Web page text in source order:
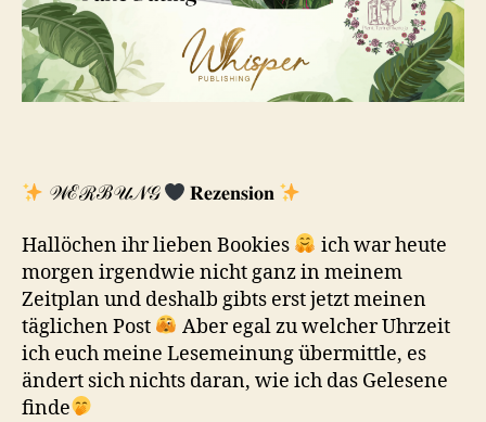
𝒲ℰℛℬ𝒰𝒩𝒢 𝐑𝐞𝐳𝐞𝐧𝐬𝐢𝐨𝐧
Hallöchen ihr lieben Bookies
ich war heute
morgen irgendwie nicht ganz in meinem
Zeitplan und deshalb gibts erst jetzt meinen
täglichen Post
Aber egal zu welcher Uhrzeit
ich euch meine Lesemeinung übermittle, es
ändert sich nichts daran, wie ich das Gelesene
finde